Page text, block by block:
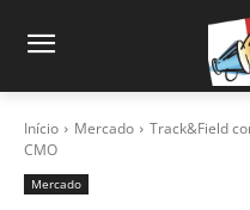
Início Mercado
Track&Field
CMO
Mercado